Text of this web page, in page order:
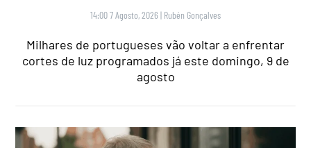
14:00 7 Agosto, 2026 | Rubén Gonçalves
Milhares de portugueses vão voltar a enfrentar
cortes de luz programados já este domingo, 9 de
agosto